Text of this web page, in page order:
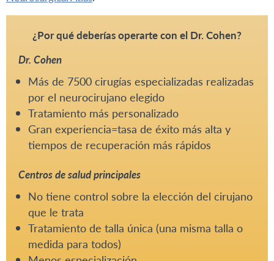
¿Por qué deberías operarte con el Dr. Cohen?
Dr. Cohen
Más de 7500 cirugías especializadas realizadas
por el neurocirujano elegido
Tratamiento más personalizado
Gran experiencia=tasa de éxito más alta y
tiempos de recuperación más rápidos
Centros de salud principales
No tiene control sobre la elección del cirujano
que le trata
Tratamiento de talla única (una misma talla o
medida para todos)